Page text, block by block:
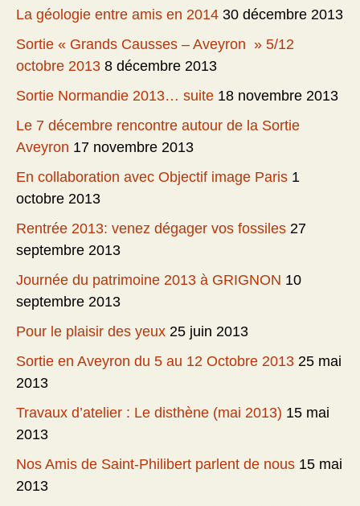
La géologie entre amis en 2014 30 décembre 2013
Sortie « Grands Causses – Aveyron » 5/12
octobre 2013 8 décembre 2013
Sortie Normandie 2013… suite 18 novembre 2013
Le 7 décembre rencontre autour de la Sortie
Aveyron 17 novembre 2013
En collaboration avec Objectif image Paris 1
octobre 2013
Rentrée 2013: venez dégager vos fossiles 27
septembre 2013
Journée du patrimoine 2013 à GRIGNON 10
septembre 2013
Pour le plaisir des yeux 25 juin 2013
Sortie en Aveyron du 5 au 12 Octobre 2013 25 mai
2013
Travaux d’atelier : Le disthène (mai 2013) 15 mai
2013
Nos Amis de Saint-Philibert parlent de nous 15 mai
2013